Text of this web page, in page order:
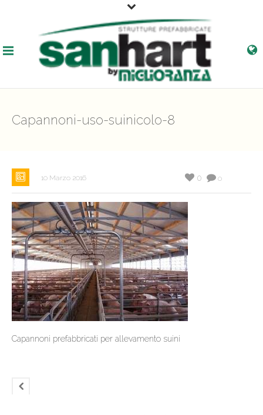
Capannoni-uso-suinicolo-8
10 Marzo 2016 0
0
Capannoni prefabbricati per allevamento suini